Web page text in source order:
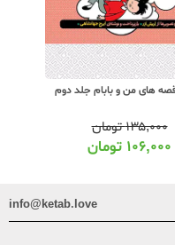
های من و بابام جلد دوم
۱۳۵,۰۰۰تومان
۱۰۶,۰۰۰ تومان
info@ketab.love